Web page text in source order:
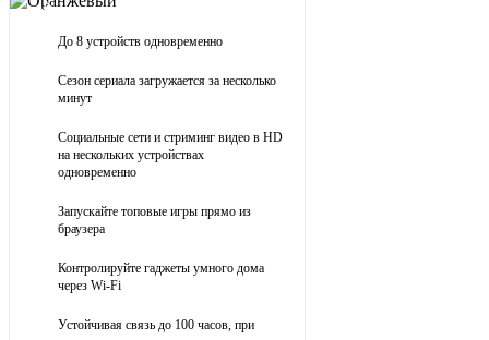
500
Акция
До 8 устройств одновременно
Сезон сериала загружается за несколько
минут
Социальные сети и стриминг видео в HD
на нескольких устройствах
одновременно
Запускайте топовые игры прямо из
браузера
Контролируйте гаджеты умного дома
через Wi-Fi
Устойчивая связь до 100 часов, при
500
Акция
До 8 устройств одновременно
Страницы открываются мгновенно
Фильм не зависнет на самом интересном
месте
Сезон сериала загружается за несколько
минут
Социальные сети и стриминг видео в HD
на нескольких устройствах
Выбрать
500
Мбит /с
Стійкий зв'язок понад
Безкоштовний сервісний виклик майстра
Підписка Megogo «Оптимальна»